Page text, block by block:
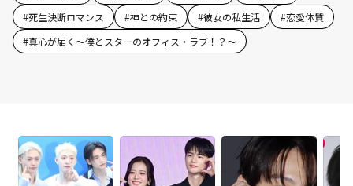
#死生決断ロマンス #神との約束 #彼女の私生活 #恋愛体質
#真心が届く～僕とスターのオフィス・ラブ！？～